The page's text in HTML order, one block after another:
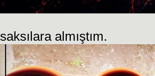
saksılara almıştım.